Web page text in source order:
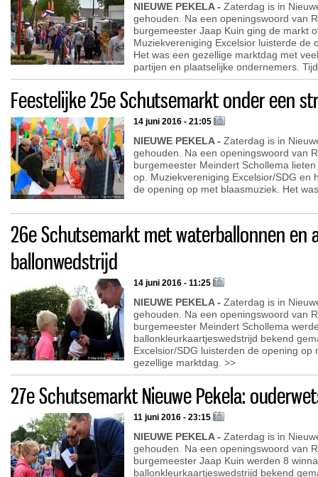
NIEUWE PEKELA - Zaterdag is in
gehouden. Na een openingswoord van
burgemeester Jaap Kuin ging de markt
Muziekvereniging Excelsior luisterde de
Het was een gezellige marktdag met
partijen en plaatselijke ondernemers.
Feestelijke 25e Schutsemarkt onder een
14 juni 2016 - 21:05
NIEUWE PEKELA - Zaterdag is in
gehouden. Na een openingswoord van
burgemeester Meindert Schollema
op. Muziekvereniging Excelsior/SDG en
de opening op met blaasmuziek. Het
26e Schutsemarkt met waterballonnen en
ballonwedstrijd
14 juni 2016 - 11:25
NIEUWE PEKELA - Zaterdag is in
gehouden. Na een openingswoord van
burgemeester Meindert Schollema
ballonkleurkaartjeswedstrijd bekend
Excelsior/SDG luisterden de opening op
gezellige marktdag. >>
27e Schutsemarkt Nieuwe Pekela:
11 juni 2016 - 23:15
NIEUWE PEKELA - Zaterdag is in
gehouden. Na een openingswoord van
burgemeester Jaap Kuin werden 8
ballonkleurkaartjeswedstrijd bekend